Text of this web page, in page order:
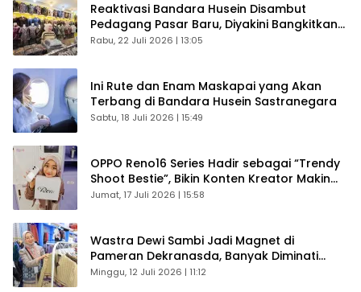
Reaktivasi Bandara Husein Disambut
Pedagang Pasar Baru, Diyakini Bangkitkan
Kembali Ekonomi Bandung
Rabu, 22 Juli 2026 | 13:05
Ini Rute dan Enam Maskapai yang Akan
Terbang di Bandara Husein Sastranegara
Sabtu, 18 Juli 2026 | 15:49
OPPO Reno16 Series Hadir sebagai “Trendy
Shoot Bestie”, Bikin Konten Kreator Makin
Betah
Jumat, 17 Juli 2026 | 15:58
Wastra Dewi Sambi Jadi Magnet di
Pameran Dekranasda, Banyak Diminati
Pengunjung
Minggu, 12 Juli 2026 | 11:12